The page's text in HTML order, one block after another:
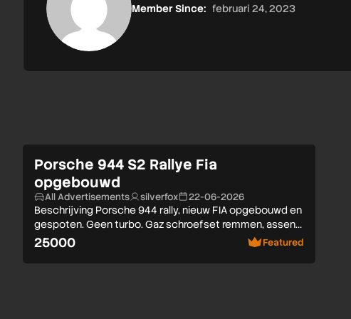
Member Since: februari 24, 2023
Porsche 944 S2 Rallye Fia
opgebouwd
All Advertisements silverfox 22-06-2026
Beschrijving Porsche 944 rally, nieuw FIA opgebouwd en
gespoten. Geen turbo. Gaz schroefset remmen, assen…
25000 Featured